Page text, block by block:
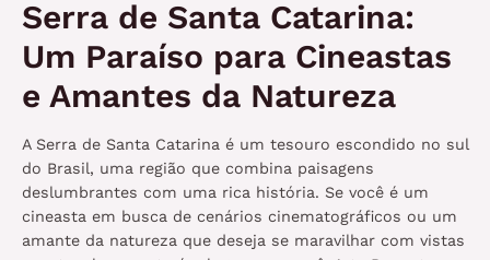
Serra de Santa Catarina:
Um Paraíso para Cineastas
e Amantes da Natureza
A Serra de Santa Catarina é um tesouro escondido no sul
do Brasil, uma região que combina paisagens
deslumbrantes com uma rica história. Se você é um
cineasta em busca de cenários cinematográficos ou um
amante da natureza que deseja se maravilhar com vistas